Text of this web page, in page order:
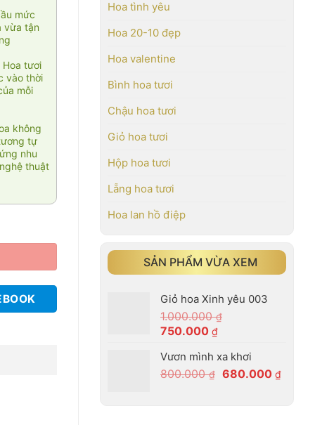
Hoa tình yêu
Hoa 20-10 đẹp
Hoa valentine
Bình hoa tươi
Chậu hoa tươi
Giỏ hoa tươi
Hộp hoa tươi
Lẵng hoa tươi
Hoa lan hồ điệp
SẢN PHẨM VỪA XEM
Giỏ hoa Xinh yêu 003
1.000.000₫
Giá
là:
1.000.000 ₫.
750.000 ₫Giá
tại
là:
Vươn mình xa khơi
800.000₫ Giá
680.000 ₫Giá
mức
vừa tận
tươi
vào thời
mỗi
không
tự
nhu
thuật